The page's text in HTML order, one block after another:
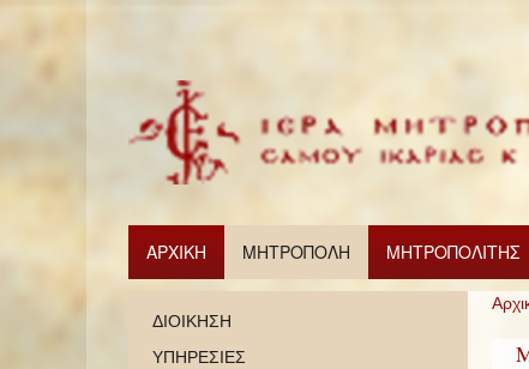
ΑΡΧΙΚΗ ΜΗΤΡΟΠΟΛΗ ΜΗΤΡΟΠΟΛΙΤΗΣ
ΔΙΟΙΚΗΣΗ
ΥΠΗΡΕΣΙΕΣ